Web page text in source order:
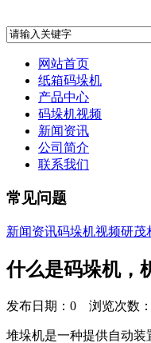
网站首页
纸箱码垛机
产品中心
码垛机视频
新闻资讯
公司简介
联系我们
常见问题
新闻资讯码垛机视频研茂
什么是码垛机，
发布日期：0 浏览次数：
堆垛机是一种提供自动